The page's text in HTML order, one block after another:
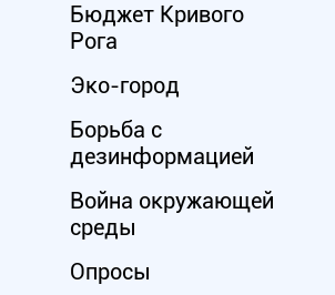
Бюджет Кривого
Рога
Эко-город
Борьба с
дезинформацией
Война окружающей
среды
Опросы